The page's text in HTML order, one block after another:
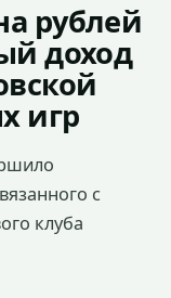
рублей
доход
игр
с
клуба